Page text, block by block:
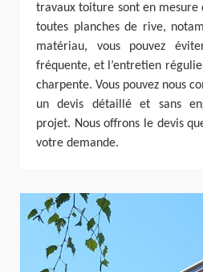
travaux toiture sont en mesure
toutes planches de rive,
matériau, vous pouvez
fréquente, et l’entretien
charpente. Vous pouvez nous
un devis détaillé et sans
projet. Nous offrons le devis
votre demande.